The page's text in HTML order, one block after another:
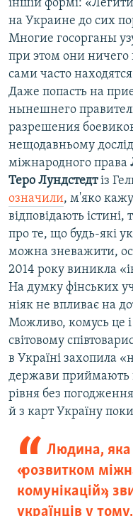
іншій формі:
на Украине до сих
Многие госорганы
при этом они ничего
сами часто
Даже попасть на
нынешнего
разрешения
нещодавньому
міжнародного права
Теро Лундстедтіз
означили, м'яко
відповідають
про те, що будь-які
можна зневажити,
2014 року виникла
На думку фінських
ніяк не впливає на
Можливо, комусь це
світовому
в Україні захопила
держави приймають
рівня без
й з карт Україну
Людина,
«розвитком
комунікацій»,
українців у